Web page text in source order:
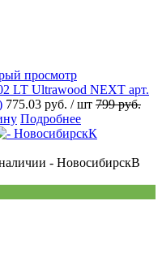
просмотр
LT Ultrawood NEXT арт.
775.03 руб. / шт 799 руб.
Подробнее
К
В